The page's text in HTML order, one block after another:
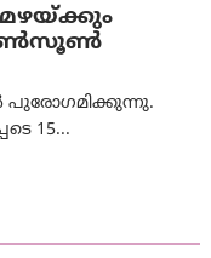
മൺസൂൺ
പുരോഗമിക്കുന്നു.
15...